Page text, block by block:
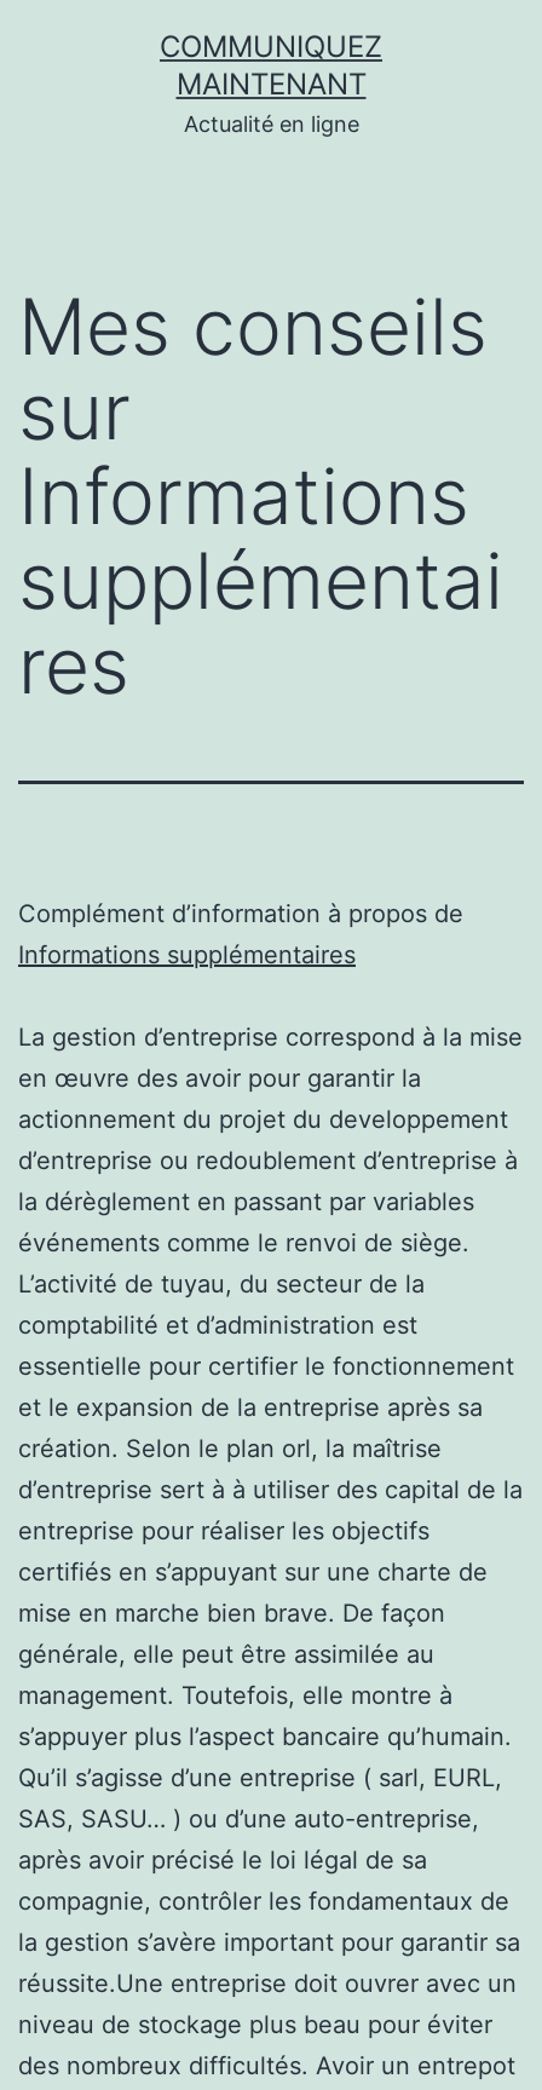
COMMUNIQUEZ
MAINTENANT
Actualité en ligne
Mes conseils
sur
Informations
supplémentai
res
Complément d’information à propos de
Informations supplémentaires
La gestion d’entreprise correspond à la mise
en œuvre des avoir pour garantir la
actionnement du projet du developpement
d’entreprise ou redoublement d’entreprise à
la dérèglement en passant par variables
événements comme le renvoi de siège.
L’activité de tuyau, du secteur de la
comptabilité et d’administration est
essentielle pour certifier le fonctionnement
et le expansion de la entreprise après sa
création. Selon le plan orl, la maîtrise
d’entreprise sert à à utiliser des capital de la
entreprise pour réaliser les objectifs
certifiés en s’appuyant sur une charte de
mise en marche bien brave. De façon
générale, elle peut être assimilée au
management. Toutefois, elle montre à
s’appuyer plus l’aspect bancaire qu’humain.
Qu’il s’agisse d’une entreprise ( sarl, EURL,
SAS, SASU… ) ou d’une auto-entreprise,
après avoir précisé le loi légal de sa
compagnie, contrôler les fondamentaux de
la gestion s’avère important pour garantir sa
réussite.Une entreprise doit ouvrer avec un
niveau de stockage plus beau pour éviter
des nombreux difficultés. Avoir un entrepot